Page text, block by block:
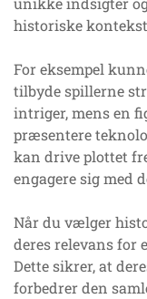
historiske
For eksempel
tilbyde spillerne
intriger, mens en
præsentere
kan drive plottet
engagere sig med
Når du vælger
deres relevans for
Dette sikrer, at
forbedrer den